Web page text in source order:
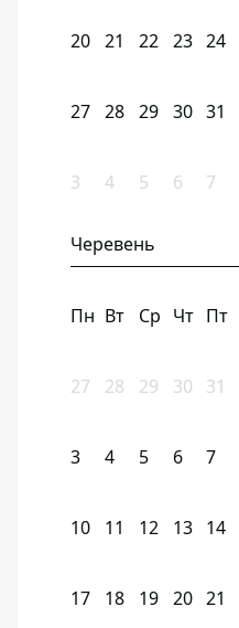
20 21 22 23 24
27 28 29 30 31
3 4 5 6 7
Черевень
Пн Вт Ср Чт Пт
27 28 29 30 31
3 4 5 6 7
10 11 12 13 14
17 18 19 20 21